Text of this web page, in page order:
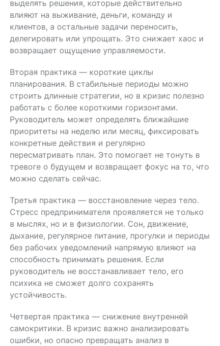
выделять решения, которые действительно
влияют на выживание, деньги, команду и
клиентов, а остальные задачи переносить,
делегировать или упрощать. Это снижает хаос и
возвращает ощущение управляемости.
Вторая практика — короткие циклы
планирования. В стабильные периоды можно
строить длинные стратегии, но в кризис полезно
работать с более короткими горизонтами.
Руководитель может определять ближайшие
приоритеты на неделю или месяц, фиксировать
конкретные действия и регулярно
пересматривать план. Это помогает не тонуть в
тревоге о будущем и возвращает фокус на то, что
можно сделать сейчас.
Третья практика — восстановление через тело.
Стресс предпринимателя проявляется не только
в мыслях, но и в физиологии. Сон, движение,
дыхание, регулярное питание, прогулки и периоды
без рабочих уведомлений напрямую влияют на
способность принимать решения. Если
руководитель не восстанавливает тело, его
психика не сможет долго сохранять
устойчивость.
Четвертая практика — снижение внутренней
самокритики. В кризис важно анализировать
ошибки, но опасно превращать анализ в